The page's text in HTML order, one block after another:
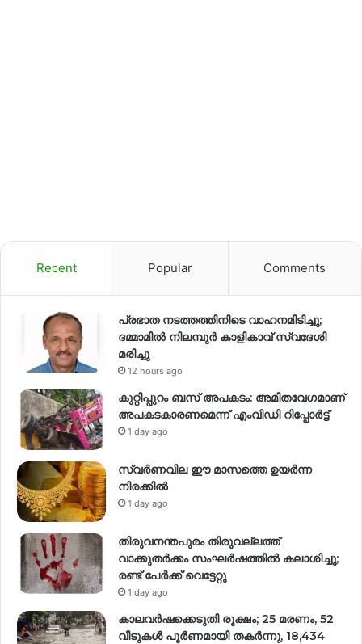
Recent Popular Comments
പ്രഭാത നടത്തത്തിനിടെ വാഹനമിടിച്ചു;
ദമ്മാമിൽ നിലമ്പുർ കാളികാവ് സ്വദേശി
മരിച്ചു
12 hours ago
കുറ്റിപ്പുറം ബസ് അപകടം: അമിതവേഗമാണ്
അപകടകാരണമെന്ന് എംവിഡി റിപ്പോർട്ട്
1 day ago
സ്വര്‍ണവില ഈ മാസത്തെ ഉയര്‍ന്ന
നിരക്കില്‍
1 day ago
തിരുവനന്തപുരം തിരുവല്ലത്ത്
വാക്കുതർക്കം സംഘർഷത്തിൽ കലാശിച്ചു;
രണ്ട് പേർക്ക് വെട്ടേറ്റു
1 day ago
കാലവർഷക്കെടുതി രൂക്ഷം; 25 മരണം, 52
വീ‌ടുകൾ പൂർണമായി തകർന്നു, 18,434